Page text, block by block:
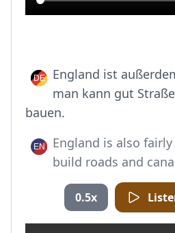
England ist
man kann gut
bauen.
England is also
build roads and
0.5x